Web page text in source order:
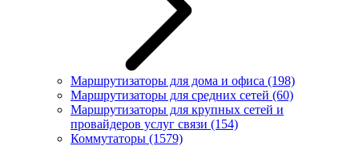
Маршрутизаторы для дома и офиса (198)
Маршрутизаторы для средних сетей (60)
Маршрутизаторы для крупных сетей и
провайдеров услуг связи (154)
Коммутаторы (1579)